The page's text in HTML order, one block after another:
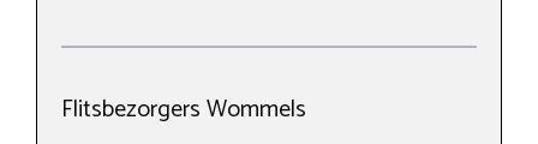
Flitsbezorgers Wommels